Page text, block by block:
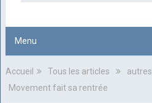
Menu
Accueil Tous les articles
autres
Movement fait sa rentrée